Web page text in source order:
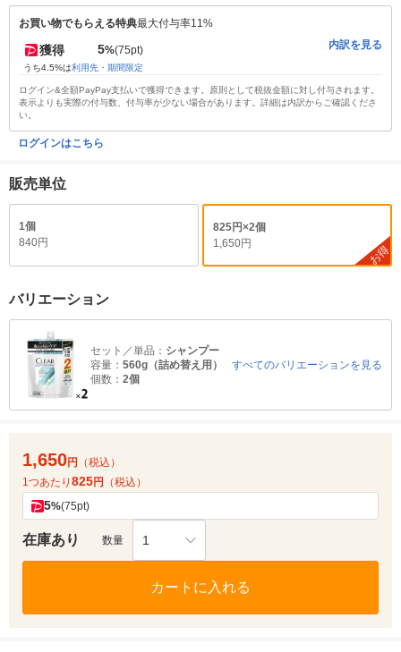
お買い物でもらえる特典最大付与率11%
獲得 5%(75pt)
うち4.5%は利用先・期間限定
内訳を見る
ログイン&全額PayPay支払いで獲得できます。原則として税抜金額に対し付与されます。
表示よりも実際の付与数、付与率が少ない場合があります。詳細は内訳からご確認くださ
い。
ログインはこちら
販売単位
1個
840円
825円×2個
1,650円
お得
バリエーション
セット／単品： シャンプー
容量： 560g（詰め替え用）
個数： 2個
すべてのバリエーションを見る
1,650円
（税込）
1つあたり 825円 （税込）
5%(75pt)
在庫あり 数量 1
カートに入れる